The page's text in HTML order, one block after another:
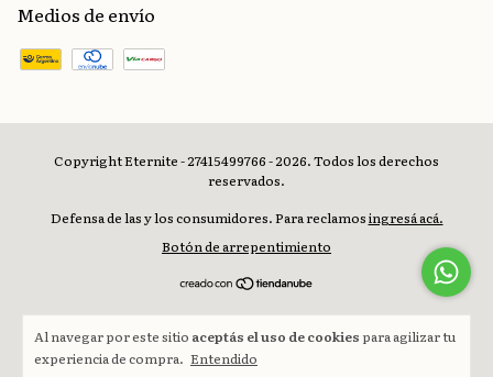
Al navegar por este sitio aceptás el uso de cookies para agilizar tu
experiencia de compra. Entendido
Medios de envío
Copyright Eternite - 27415499766 - 2026. Todos los derechos
reservados.
Defensa de las y los consumidores. Para reclamosingresá acá.
Botón de arrepentimiento